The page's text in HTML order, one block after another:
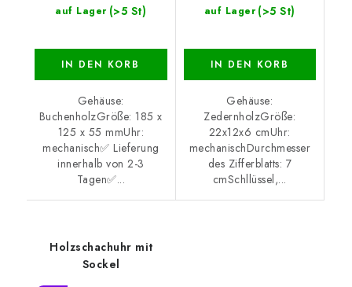
auf Lager (>5 St)
IN DEN KORB
Gehäuse:
BuchenholzGröße: 185 x
125 x 55 mmUhr:
mechanisch✅ Lieferung
innerhalb von 2-3
Tagen✅...
auf Lager (>5 St)
IN DEN KORB
Gehäuse:
ZedernholzGröße:
22x12x6 cmUhr:
mechanischDurchmesser
des Zifferblatts: 7
cmSchllüssel,...
Holzschachuhr mit
Sockel